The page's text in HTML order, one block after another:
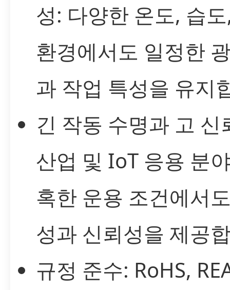
성: 다양한 온도, 습
환경에서도 일정한
과 작업 특성을 유지
긴 작동 수명과 고 신
산업 및 IoT 응용 분
혹한 운용 조건에서
성과 신뢰성을 제공
규정 준수: RoHS,